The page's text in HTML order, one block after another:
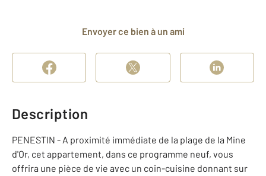
Envoyer ce bien à un ami
Description
PENESTIN - A proximité immédiate de la plage de la Mine
d'Or, cet appartement, dans ce programme neuf, vous
offrira une pièce de vie avec un coin-cuisine donnant sur